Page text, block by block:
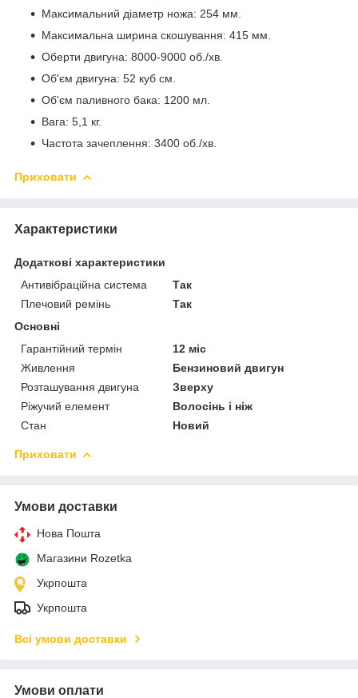
Максимальний діаметр ножа: 254 мм.
Максимальна ширина скошування: 415 мм.
Оберти двигуна: 8000-9000 об./хв.
Об'єм двигуна: 52 куб см.
Об'єм паливного бака: 1200 мл.
Вага: 5,1 кг.
Частота зачеплення: 3400 об./хв.
Приховати
Характеристики
Додаткові характеристики
Антивібраційна система
Так
Плечовий ремінь
Так
Основні
Гарантійний термін
12 міс
Живлення
Бензиновий двигун
Розташування двигуна
Зверху
Ріжучий елемент
Волосінь і ніж
Стан
Новий
Приховати
Умови доставки
Нова Пошта
Магазини Rozetka
Укрпошта
Укрпошта
Всі умови доставки
Умови оплати